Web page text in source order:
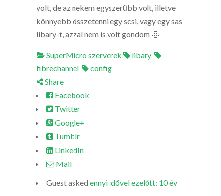
volt, de az nekem egyszerűbb volt, illetve
könnyebb összetenni egy scsi, vagy egy sas
libary-t, azzal nem is volt gondom 🙂
SuperMicro szerverek
libary
fibrechannel
config
Share
Facebook
Twitter
Google+
Tumblr
LinkedIn
Mail
Guestasked ennyi idővel ezelőtt: 10 év